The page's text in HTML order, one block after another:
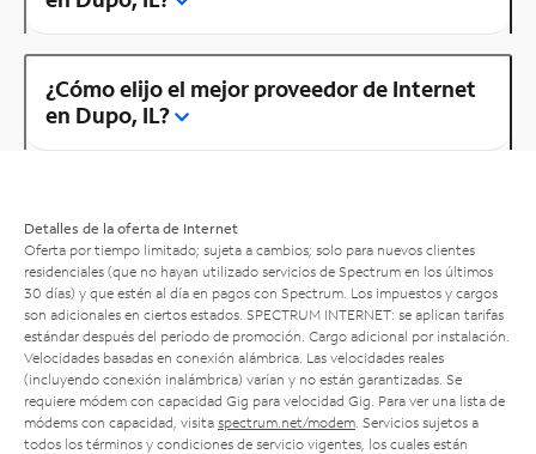
¿Cómo elijo el mejor proveedor de Internet
en Dupo, IL?
Detalles de la oferta de Internet
Oferta por tiempo limitado; sujeta a cambios; solo para nuevos clientes
residenciales (que no hayan utilizado servicios de Spectrum en los últimos
30 días) y que estén al día en pagos con Spectrum. Los impuestos y cargos
son adicionales en ciertos estados. SPECTRUM INTERNET: se aplican tarifas
estándar después del período de promoción. Cargo adicional por instalación.
Velocidades basadas en conexión alámbrica. Las velocidades reales
(incluyendo conexión inalámbrica) varían y no están garantizadas. Se
requiere módem con capacidad Gig para velocidad Gig. Para ver una lista de
módems con capacidad, visita spectrum.net/modem . Servicios sujetos a
todos los términos y condiciones de servicio vigentes, los cuales están